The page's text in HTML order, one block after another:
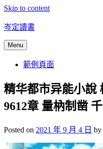
Skip to content
岑定讀書
Menu
範例頁面
精华都市异能小說
9612章 量枘制凿
Posted on 2021 年 9 月 4 日 by